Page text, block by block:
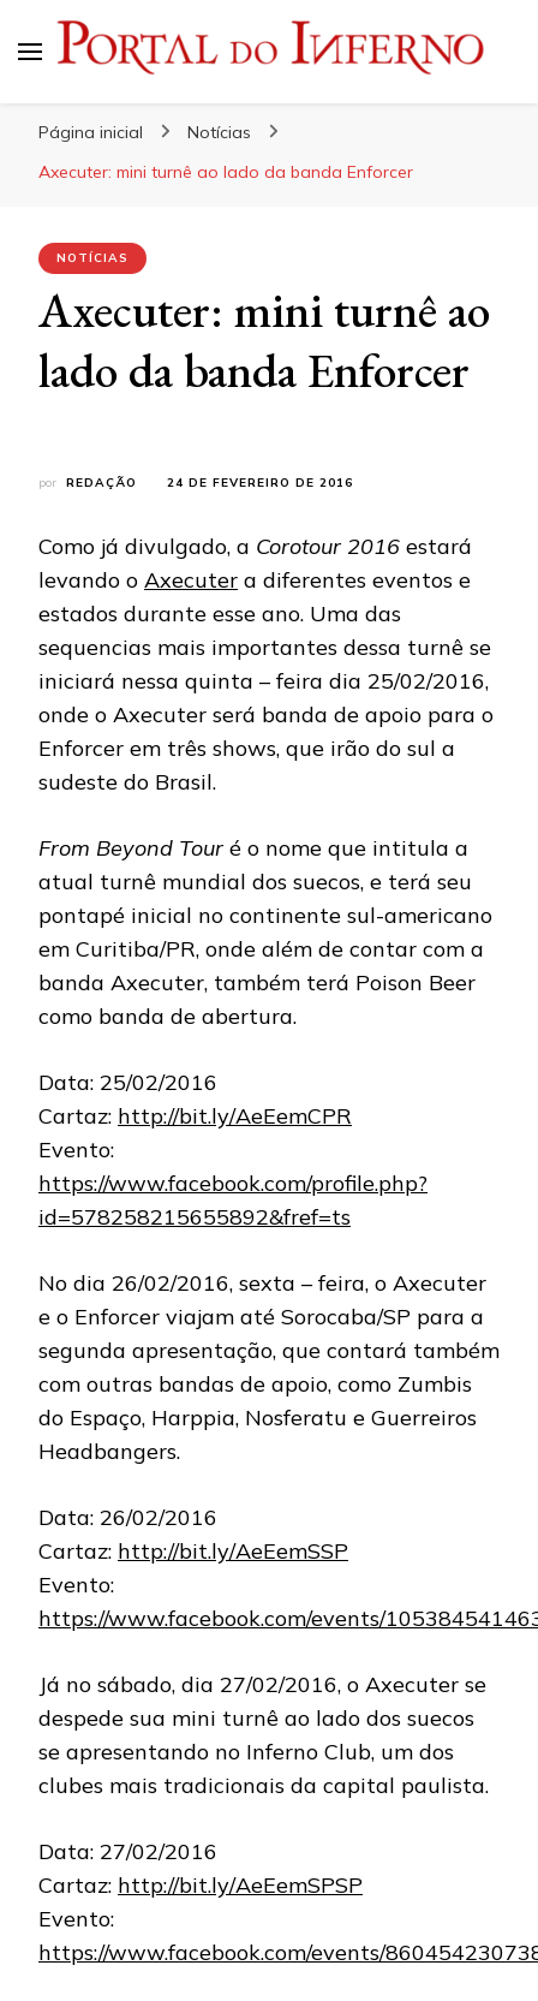
Página inicial
Notícias
Axecuter: mini turnê ao lado da banda Enforcer
NOTÍCIAS
Axecuter: mini turnê ao
lado da banda Enforcer
por REDAÇÃO 24 DE FEVEREIRO DE 2016
Como já divulgado, a Corotour 2016 estará
levando o Axecuter a diferentes eventos e
estados durante esse ano. Uma das
sequencias mais importantes dessa turnê se
iniciará nessa quinta – feira dia 25/02/2016,
onde o Axecuter será banda de apoio para o
Enforcer em três shows, que irão do sul a
sudeste do Brasil.
From Beyond Tour é o nome que intitula a
atual turnê mundial dos suecos, e terá seu
pontapé inicial no continente sul-americano
em Curitiba/PR, onde além de contar com a
banda Axecuter, também terá Poison Beer
como banda de abertura.
Data: 25/02/2016
Cartaz: http://bit.ly/AeEemCPR
Evento:
https://www.facebook.com/profile.php?
id=578258215655892&fref=ts
No dia 26/02/2016, sexta – feira, o Axecuter
e o Enforcer viajam até Sorocaba/SP para a
segunda apresentação, que contará também
com outras bandas de apoio, como Zumbis
do Espaço, Harppia, Nosferatu e Guerreiros
Headbangers.
Data: 26/02/2016
Cartaz: http://bit.ly/AeEemSSP
Evento:
https://www.facebook.com/events/
Já no sábado, dia 27/02/2016, o Axecuter se
despede sua mini turnê ao lado dos suecos
se apresentando no Inferno Club, um dos
clubes mais tradicionais da capital paulista.
Data: 27/02/2016
Cartaz: http://bit.ly/AeEemSPSP
Evento:
https://www.facebook.com/events/